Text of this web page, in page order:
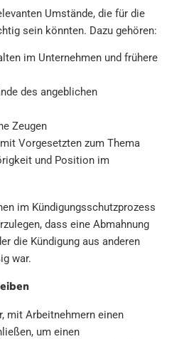
Umstände, die für die
sein könnten. Dazu gehören:
im Unternehmen und frühere
des angeblichen
Zeugen
Vorgesetzten zum Thema
und Position im
im Kündigungsschutzprozess
dass eine Abmahnung
die Kündigung aus anderen
war.
mit Arbeitnehmern einen
um einen